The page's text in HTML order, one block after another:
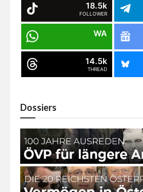
18.5k
FOLLOWER
WA
14.5k
THREAD
Dossiers